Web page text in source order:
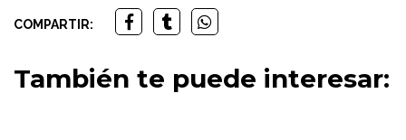
COMPARTIR:
También te puede interesar: